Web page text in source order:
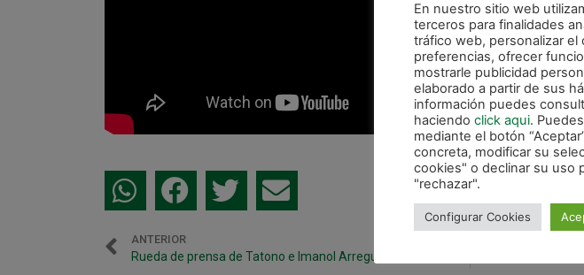
ANTERIOR
Rueda de prensa de Tatono e Imanol Arregui
En nuestro sitio web
terceros para finalidades
tráfico web, personalizar
preferencias, ofrecer
mostrarle publicidad
elaborado a partir de sus
información puedes
haciendo click aqui.
mediante el botón
concreta, modificar su
cookies" o declinar su uso
"rechazar".
Configurar Cookies